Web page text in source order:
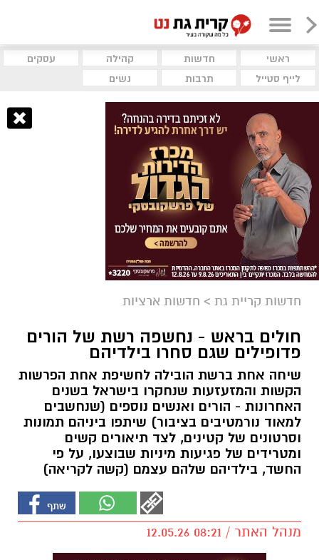
ראשי חדשות קהילה
עסקים
לייף סטייל
תרבות נשים
חדשות קריית גת > חדשות ארציות
חולים בראש - נחשפה רשת של הורים
פדופילים שגם סחרו בילדיהם
שיחה אחת ברשת הובילה לחשיפת אחת הפרשות
הקשות והמזעזעות שנחקרו בישראל בשנים
האחרונות - הורים ואנשים נוספים (שנחשבים
למאוד נורמטיבים בציבור) שיתפו ביניהם תמונות
וסרטונים של קטינים, לצד תיאורים קשים
ומטרידים של פגיעות מיניות שבוצעו, על פי
החשד, בילדיהם שלהם עצמם (קשה לקריאה)
מנהל האתר / 08:21 12.05.26